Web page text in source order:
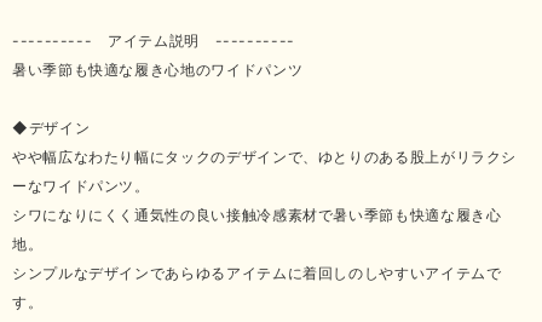
---------- アイテム説明 ----------
暑い季節も快適な履き心地のワイドパンツ
◆デザイン
やや幅広なわたり幅にタックのデザインで、ゆとりのある股上がリラクシ
ーなワイドパンツ。
シワになりにくく通気性の良い接触冷感素材で暑い季節も快適な履き心
地。
シンプルなデザインであらゆるアイテムに着回しのしやすいアイテムで
す。